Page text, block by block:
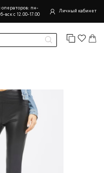
операторов: пн-
вск с 12.00-17.00
Личный кабинет